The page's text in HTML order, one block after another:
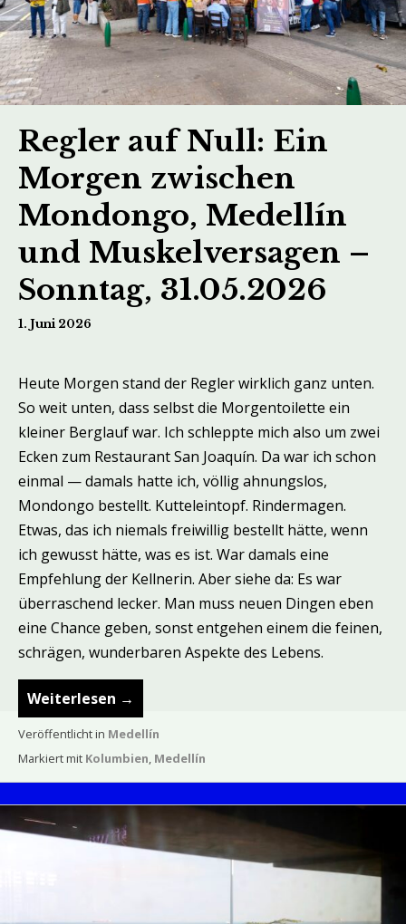
Regler auf Null: Ein
Morgen zwischen
Mondongo, Medellín
und Muskelversagen –
Sonntag, 31.05.2026
1. Juni 2026
Heute Morgen stand der Regler wirklich ganz unten.
So weit unten, dass selbst die Morgentoilette ein
kleiner Berglauf war. Ich schleppte mich also um zwei
Ecken zum Restaurant San Joaquín. Da war ich schon
einmal — damals hatte ich, völlig ahnungslos,
Mondongo bestellt. Kutteleintopf. Rindermagen.
Etwas, das ich niemals freiwillig bestellt hätte, wenn
ich gewusst hätte, was es ist. War damals eine
Empfehlung der Kellnerin. Aber siehe da: Es war
überraschend lecker. Man muss neuen Dingen eben
eine Chance geben, sonst entgehen einem die feinen,
schrägen, wunderbaren Aspekte des Lebens.
Weiterlesen →
Veröffentlicht in Medellín
Markiert mit Kolumbien, Medellín